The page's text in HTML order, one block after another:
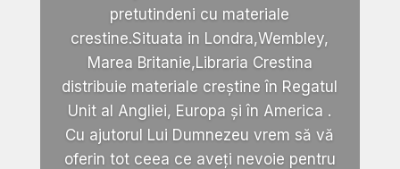
pretutindeni cu materiale
crestine.Situata in Londra,Wembley,
Marea Britanie,Libraria Crestina
distribuie materiale creștine în Regatul
Unit al Angliei, Europa și în America .
Cu ajutorul Lui Dumnezeu vrem să vă
oferin tot ceea ce aveți nevoie pentru